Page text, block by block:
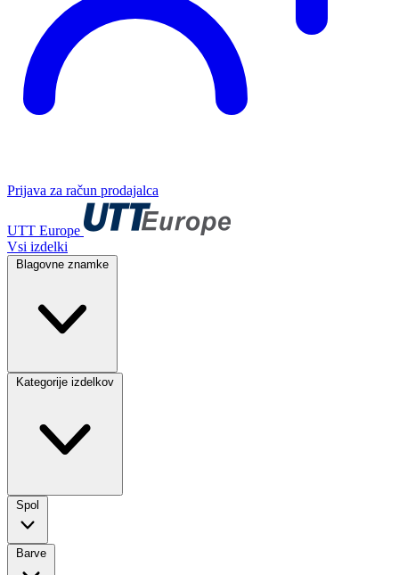
Prijava za račun prodajalca
UTT Europe
Vsi izdelki
Blagovne znamke
Kategorije izdelkov
Spol
Barve